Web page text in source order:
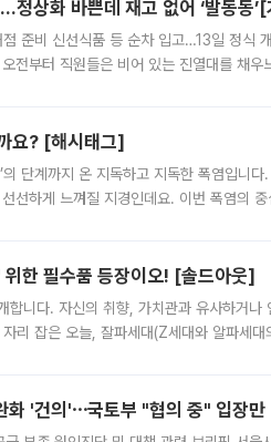
상화 바쁜데 재고 없어 ‘발동동
준비 신선식품 등 순차 입고…13일 정식
전부터 직원들은 비어 있는 진열대를 채우
요? [해시태그]
의 단계까지 온 지독하고 지독한 폭염입니
선하게 느껴질 지경인데요. 이번 폭염의
한 필수품 등장이오! [솔드아웃]
합니다. 자신의 취향, 가치관과 유사하거나
리 잡은 오늘, 잘파세대(Z세대와 알파세대
화 '건의'⋯국토부 "협의 중" 입장